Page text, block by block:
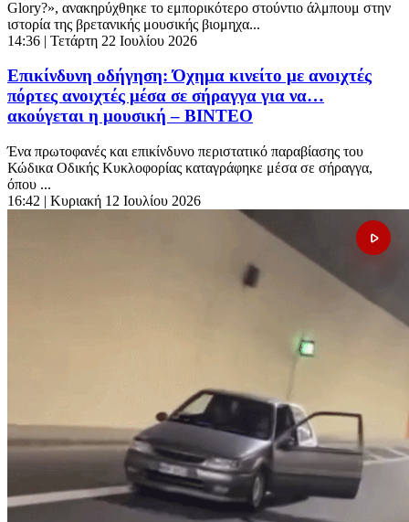
Glory?», ανακηρύχθηκε το εμπορικότερο στούντιο άλμπουμ στην
ιστορία της βρετανικής μουσικής βιομηχα...
14:36 | Τετάρτη 22 Ιουλίου 2026
Επικίνδυνη οδήγηση: Όχημα κινείτο με ανοιχτές
πόρτες ανοιχτές μέσα σε σήραγγα για να…
ακούγεται η μουσική – ΒΙΝΤΕΟ
Ένα πρωτοφανές και επικίνδυνο περιστατικό παραβίασης του
Κώδικα Οδικής Κυκλοφορίας καταγράφηκε μέσα σε σήραγγα,
όπου ...
16:42 | Κυριακή 12 Ιουλίου 2026